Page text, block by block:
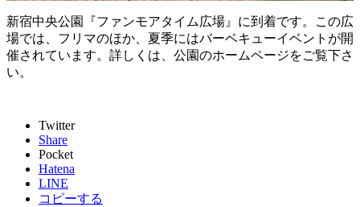
新宿中央公園『ファンモアタイム広場』に到着です。この広
場では、フリマのほか、夏季にはバーベキューイベントが開
催されています。詳しくは、公園のホームページをご覧下さ
い。
Twitter
Share
Pocket
Hatena
LINE
コピーする